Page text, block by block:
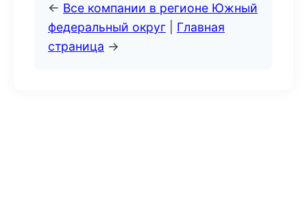
← Все компании в регионе Южный
федеральный округ
Главная
страница →